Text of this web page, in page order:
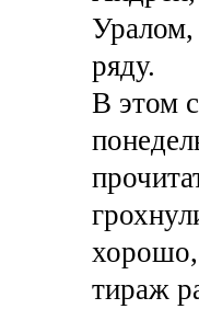
Уралом,
ряду.
В этом
хорошо,
тираж